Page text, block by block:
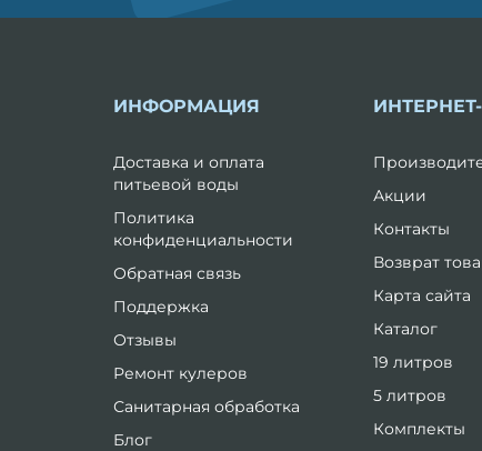
ИНФОРМАЦИЯ
Доставка и оплата
питьевой воды
Политика
конфиденциальности
Обратная связь
Поддержка
Отзывы
Ремонт кулеров
Санитарная обработка
Блог
Акции
Контакты
Возврат
Карта сайта
Каталог
19 литров
5 литров
Комплекты